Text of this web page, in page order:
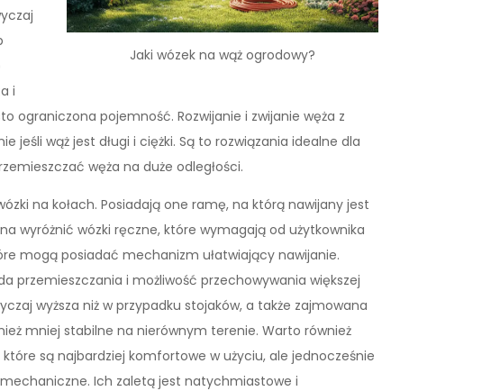
Jaki wózek na wąż ogrodowy?
i
ograniczona pojemność. Rozwijanie i zwijanie węża z
jeśli wąż jest długi i ciężki. Są to rozwiązania idealne dla
węża na duże odległości.
na kołach. Posiadają one ramę, na którą nawijany jest
wyróżnić wózki ręczne, które wymagają od użytkownika
mogą posiadać mechanizm ułatwiający nawijanie.
przemieszczania i możliwość przechowywania większej
wyższa niż w przypadku stojaków, a także zajmowana
mniej stabilne na nierównym terenie. Warto również
są najbardziej komfortowe w użyciu, ale jednocześnie
Ich zaletą jest natychmiastowe i